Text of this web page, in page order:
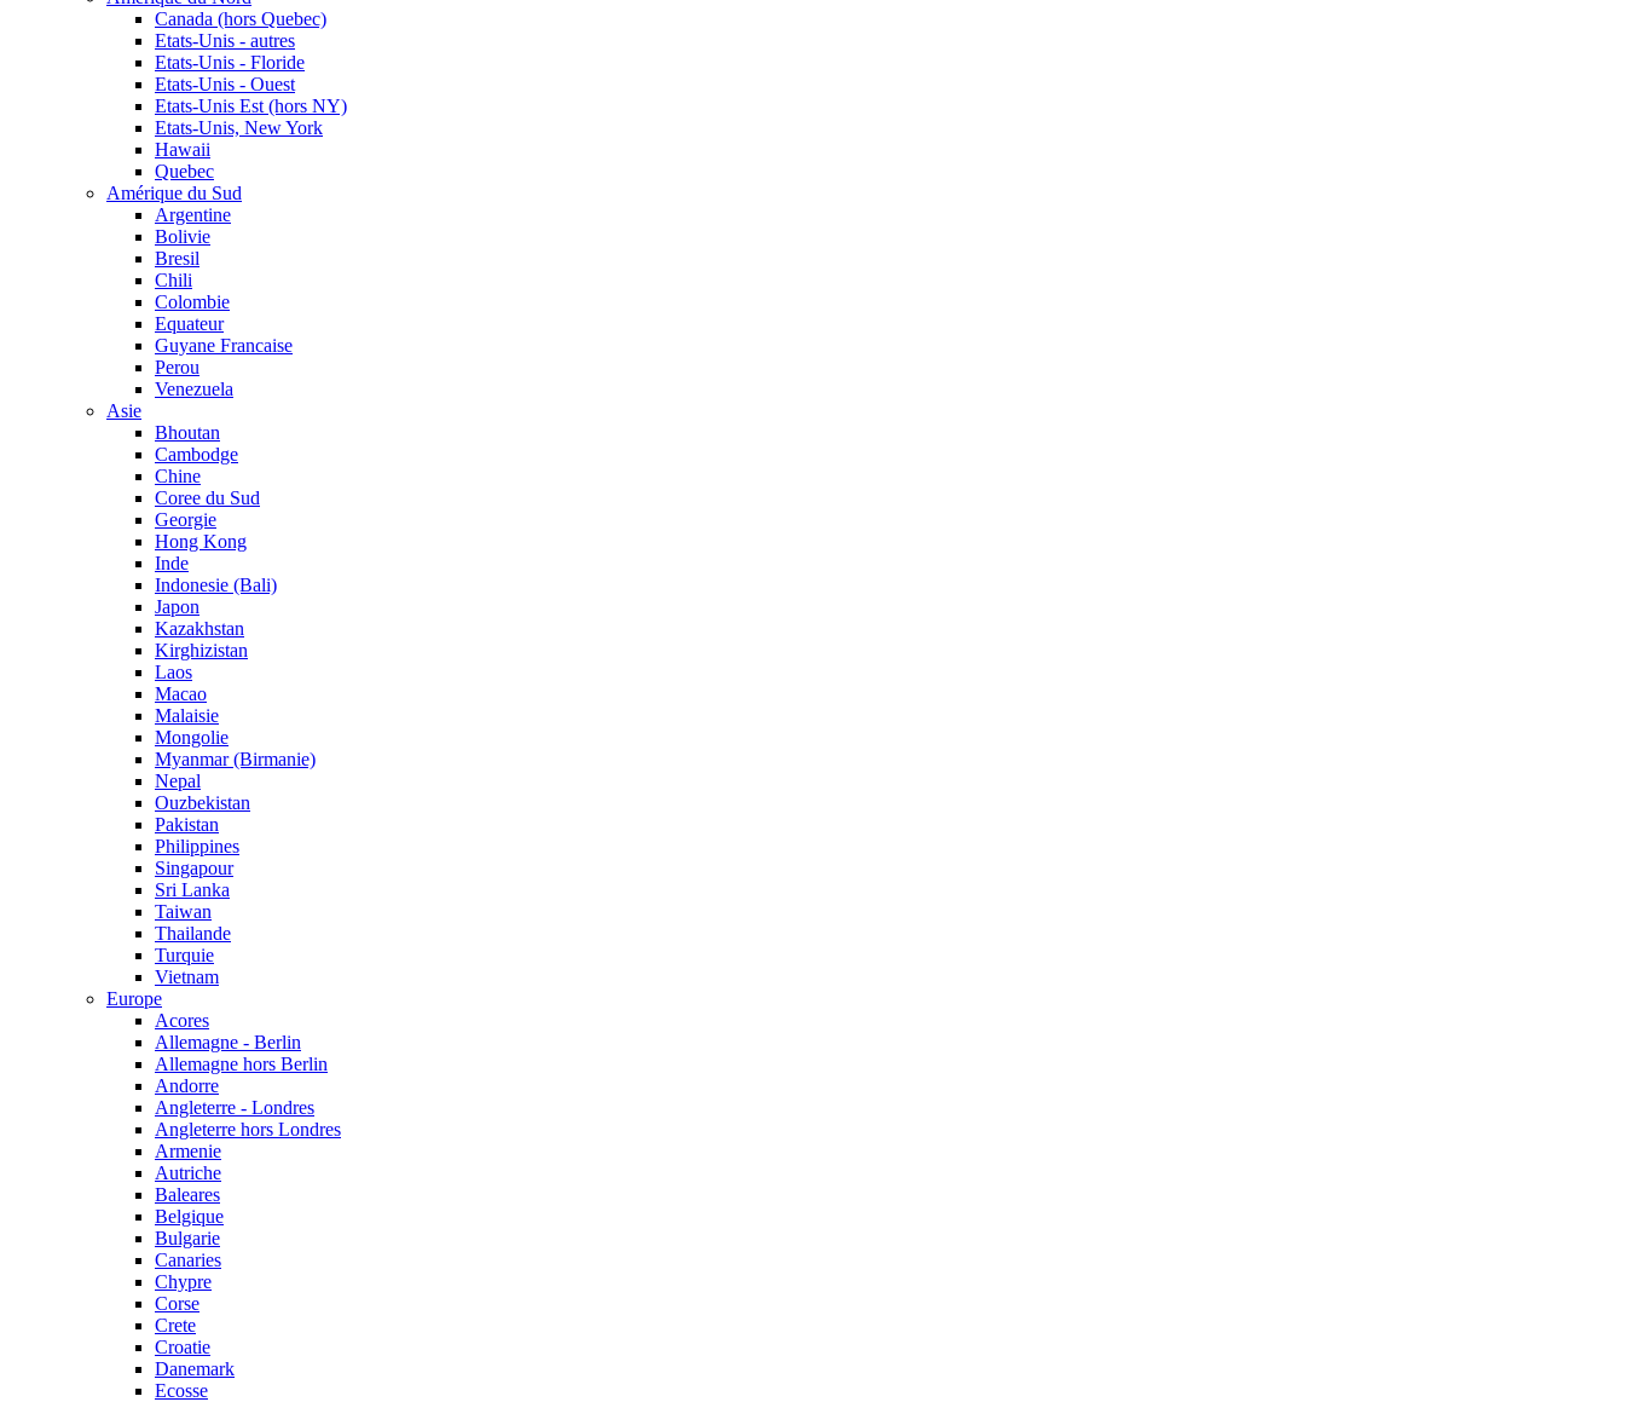
Canada (hors Quebec)
Etats-Unis - autres
Etats-Unis - Floride
Etats-Unis - Ouest
Etats-Unis Est (hors NY)
Etats-Unis, New York
Hawaii
Quebec
Amérique du Sud
Argentine
Bolivie
Bresil
Chili
Colombie
Equateur
Guyane Francaise
Perou
Venezuela
Asie
Bhoutan
Cambodge
Chine
Coree du Sud
Georgie
Hong Kong
Inde
Indonesie (Bali)
Japon
Kazakhstan
Kirghizistan
Laos
Macao
Malaisie
Mongolie
Myanmar (Birmanie)
Nepal
Ouzbekistan
Pakistan
Philippines
Singapour
Sri Lanka
Taiwan
Thailande
Turquie
Vietnam
Europe
Acores
Allemagne - Berlin
Allemagne hors Berlin
Andorre
Angleterre - Londres
Angleterre hors Londres
Armenie
Autriche
Baleares
Belgique
Bulgarie
Canaries
Chypre
Corse
Crete
Croatie
Danemark
Ecosse